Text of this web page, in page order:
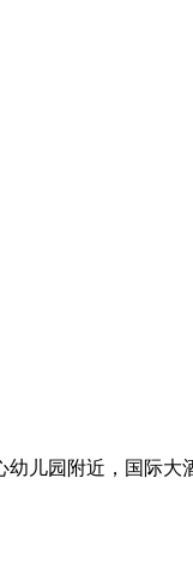
儿园附近，国际